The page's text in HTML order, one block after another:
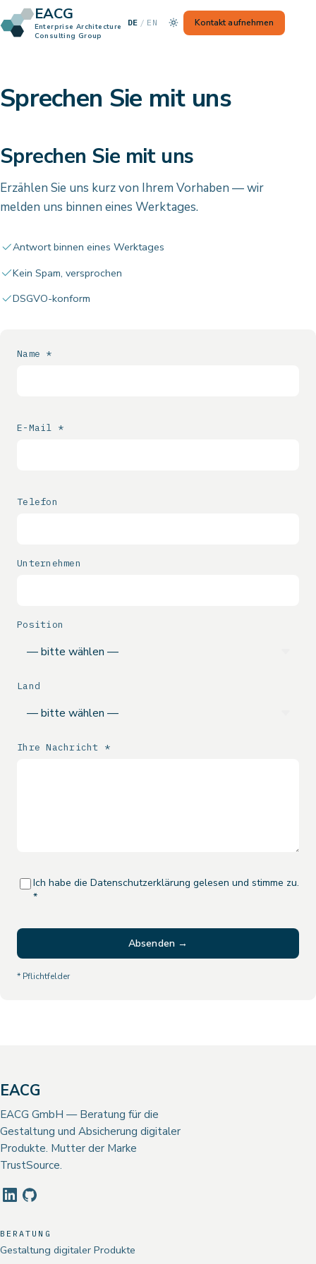
EACG
Enterprise Architecture
Consulting Group
DE / EN — Switch to English
Kontakt aufnehmen
Sprechen Sie mit uns
Sprechen Sie mit uns
Erzählen Sie uns kurz von Ihrem Vorhaben — wir
melden uns binnen eines Werktages.
Antwort binnen eines Werktages
Kein Spam, versprochen
DSGVO-konform
Name *
E-Mail *
Telefon
Unternehmen
Position
Land
Ihre Nachricht *
Ich habe die Datenschutzerklärung gelesen und stimme zu.
*
Absenden →
* Pflichtfelder
EACG
EACG GmbH — Beratung für die
Gestaltung und Absicherung digitaler
Produkte. Mutter der Marke
TrustSource.
BERATUNG
Gestaltung digitaler Produkte